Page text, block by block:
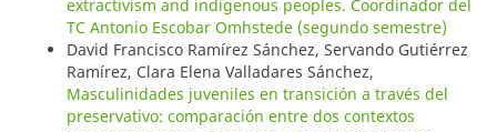
extractivism and indigenous peoples. Coordinador del
TC Antonio Escobar Omhstede (segundo semestre)
David Francisco Ramírez Sánchez, Servando Gutiérrez
Ramírez, Clara Elena Valladares Sánchez,
Masculinidades juveniles en transición a través del
preservativo: comparación entre dos contextos